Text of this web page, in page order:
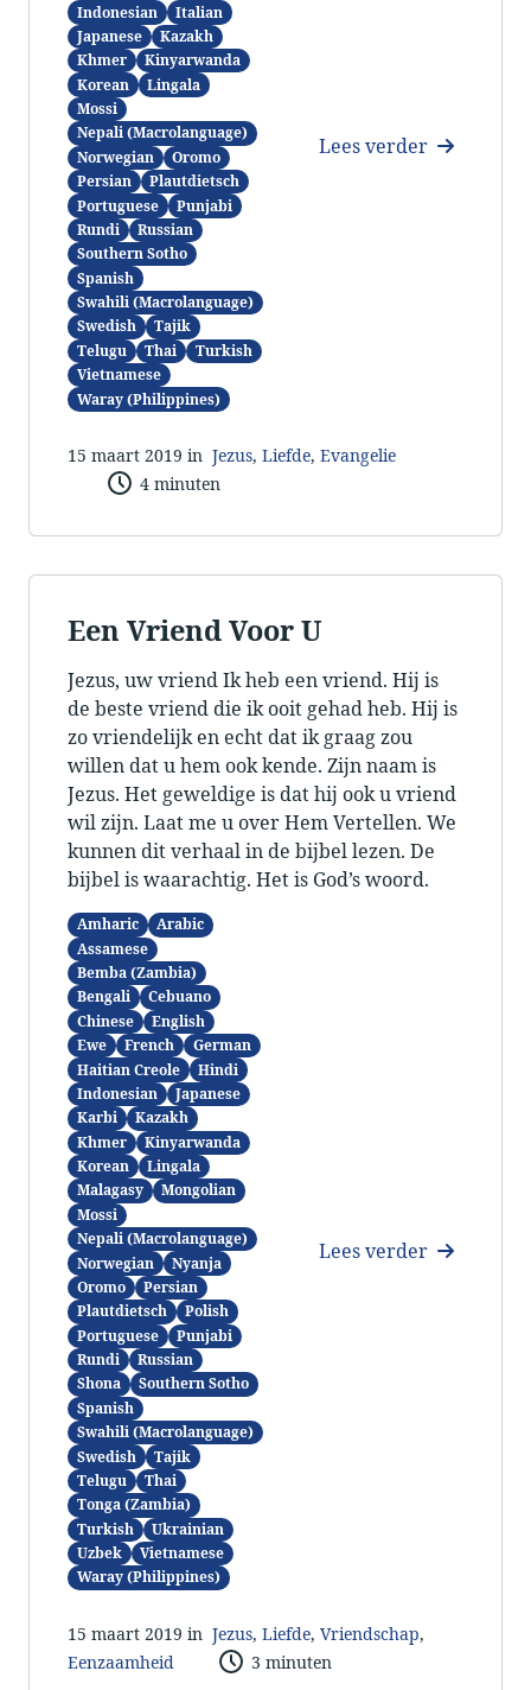
Indonesian
Italian
Japanese
Kazakh
Khmer
Kinyarwanda
Korean
Lingala
Mossi
Nepali (Macrolanguage)
Norwegian
Oromo
Persian
Plautdietsch
Portuguese
Punjabi
Rundi
Russian
Southern Sotho
Spanish
Swahili (Macrolanguage)
Swedish
Tajik
Telugu
Thai
Turkish
Vietnamese
Waray (Philippines)
Lees verder
15 maart 2019 in Jezus, Liefde, Evangelie
4 minuten
Een Vriend Voor U
Jezus, uw vriend Ik heb een vriend. Hij is
de beste vriend die ik ooit gehad heb. Hij is
zo vriendelijk en echt dat ik graag zou
willen dat u hem ook kende. Zijn naam is
Jezus. Het geweldige is dat hij ook u vriend
wil zijn. Laat me u over Hem Vertellen. We
kunnen dit verhaal in de bijbel lezen. De
bijbel is waarachtig. Het is God’s woord.
Amharic
Arabic
Assamese
Bemba (Zambia)
Bengali
Cebuano
Chinese
English
Ewe
French
German
Haitian Creole
Hindi
Indonesian
Japanese
Karbi
Kazakh
Khmer
Kinyarwanda
Korean
Lingala
Malagasy
Mongolian
Mossi
Nepali (Macrolanguage)
Norwegian
Nyanja
Oromo
Persian
Plautdietsch
Polish
Portuguese
Punjabi
Rundi
Russian
Shona
Southern Sotho
Spanish
Swahili (Macrolanguage)
Swedish
Tajik
Telugu
Thai
Tonga (Zambia)
Turkish
Ukrainian
Uzbek
Vietnamese
Waray (Philippines)
Lees verder
15 maart 2019 in Jezus, Liefde, Vriendschap,
Eenzaamheid
3 minuten